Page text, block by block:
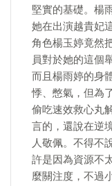
堅實的基礎。楊
她在出演越貴妃
角色楊玉婷竟然
員對於她的這個
而且楊雨婷的身
悸、憋氣，但為
偷吃速效救心丸
言的，還說在逆
人敬佩。不得不
許是因為資源不
麼關注度，不過